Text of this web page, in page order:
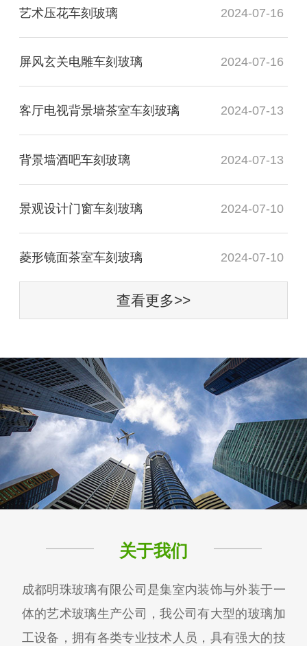
艺术压花车刻玻璃 2024-07-16
屏风玄关电雕车刻玻璃 2024-07-16
客厅电视背景墙茶室车刻玻璃 2024-07-13
背景墙酒吧车刻玻璃 2024-07-13
景观设计门窗车刻玻璃 2024-07-10
菱形镜面茶室车刻玻璃 2024-07-10
查看更多>>
关于我们
成都明珠玻璃有限公司是集室内装饰与外装于一
体的艺术玻璃生产公司，我公司有大型的玻璃加
工设备，拥有各类专业技术人员，具有强大的技